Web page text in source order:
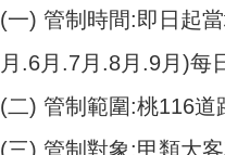
(一) 管制時間:即日起
月.6月.7月.8月.9月)每
(二) 管制範圍:桃116道
(三) 管制對象:甲類大